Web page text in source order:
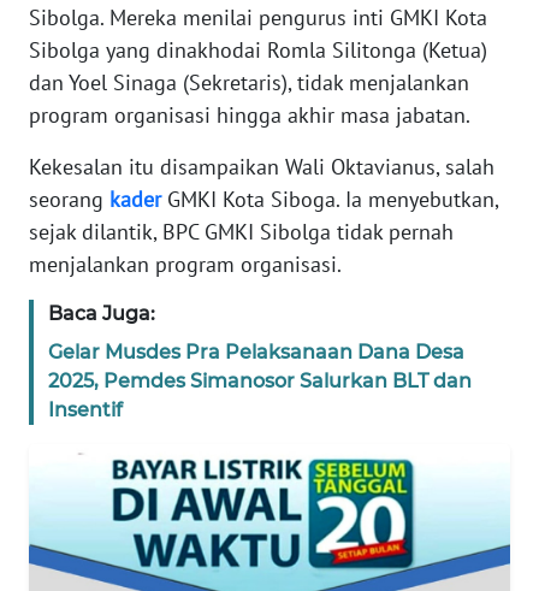
Sibolga. Mereka menilai pengurus inti GMKI Kota
Sibolga yang dinakhodai Romla Silitonga (Ketua)
dan Yoel Sinaga (Sekretaris), tidak menjalankan
program organisasi hingga akhir masa jabatan.
Kekesalan itu disampaikan Wali Oktavianus, salah
seorang kaderGMKI Kota Siboga. Ia menyebutkan,
sejak dilantik, BPC GMKI Sibolga tidak pernah
menjalankan program organisasi.
Baca Juga:
Gelar Musdes Pra Pelaksanaan Dana Desa
2025, Pemdes Simanosor Salurkan BLT dan
Insentif
WN
SUMUT
WN
JAKARTA
WN
JABAR
WN
WN
NTT
WN